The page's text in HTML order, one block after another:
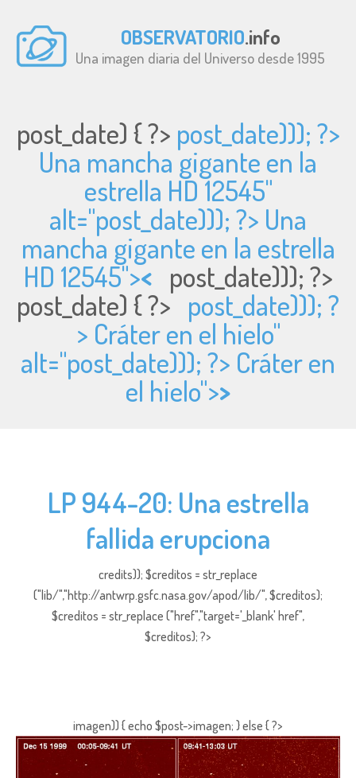
OBSERVATORIO.info
Una imagen diaria del Universo desde 1995
post_date) { ?> post_date))); ?>
Una mancha gigante en la
estrella HD 12545"
alt="post_date))); ?> Una
mancha gigante en la estrella
HD 12545">< post_date))); ?>
post_date) { ?> post_date))); ?
> Cráter en el hielo"
alt="post_date))); ?> Cráter en
el hielo">>
LP 944-20: Una estrella
fallida erupciona
credits)); $creditos = str_replace
("lib/","http://antwrp.gsfc.nasa.gov/apod/lib/", $creditos);
$creditos = str_replace ("href","target='_blank' href",
$creditos); ?>
imagen)) { echo $post->imagen; } else { ?>